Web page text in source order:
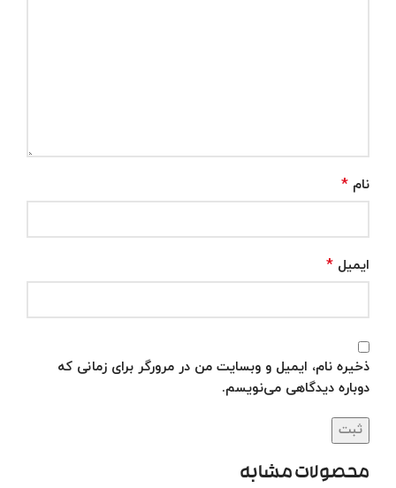
نام *
ایمیل *
ذخیره نام، ایمیل و وبسایت من در مرورگر برای زمانی که
دوباره دیدگاهی می‌نویسم.
محصولات مشابه